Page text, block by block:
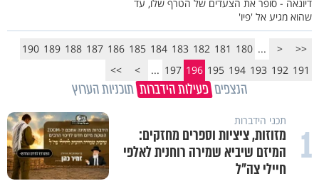
דיונאה - סופר את הצעדים של הטרף שלו, עד
שהוא מגיע אל 'פיו'
<<
<
...
180
181
182
183
184
185
186
187
188
189
190
191
192
193
194
195
196
197
...
>
>>
הנצפים פעילות הידברות תוכניות הערוץ
1 תכני הידברות
מזוזות, ציציות וספרים מחזקים:
המיזם שיביא שמירה רוחנית לאלפי
חיילי צה"ל